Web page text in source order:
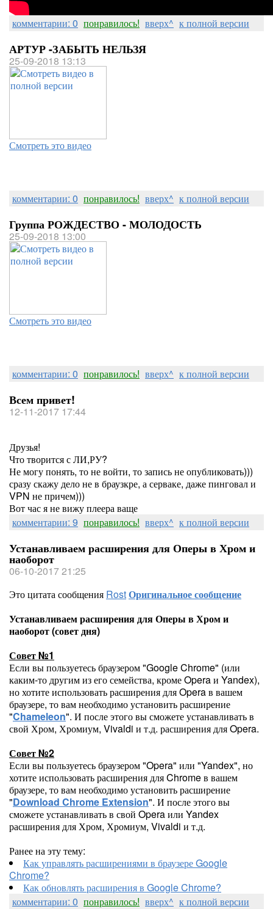
комментарии: 0 понравилось! вверх^ к полной версии
АРТУР -ЗАБЫТЬ НЕЛЬЗЯ
25-09-2018 13:13
Смотреть это видео
комментарии: 0 понравилось! вверх^ к полной версии
Группа РОЖДЕСТВО - МОЛОДОСТЬ
25-09-2018 13:00
Смотреть это видео
комментарии: 0 понравилось! вверх^ к полной версии
Всем привет!
12-11-2017 17:44
Друзья!
Что творится с ЛИ,РУ?
Не могу понять, то не войти, то запись не опубликовать)))
сразу скажу дело не в браузкре, а серваке, даже пинговал и
VPN не причем)))
Вот час я не вижу плеера ваще
комментарии: 9 понравилось! вверх^ к полной версии
Устанавливаем расширения для Оперы в Хром и
наоборот
06-10-2017 21:25
Это цитата сообщения RostОригинальное сообщение
Устанавливаем расширения для Оперы в Хром и
наоборот (совет дня)
Совет №1
Если вы пользуетесь браузером "Google Chrome" (или
каким-то другим из его семейства, кроме Opera и Yandex),
но хотите использовать расширения для Opera в вашем
браузере, то вам необходимо установить расширение
"Chameleon". И после этого вы сможете устанавливать в
свой Хром, Хромиум, Vivaldi и т.д. расширения для Opera.
Совет №2
Если вы пользуетесь браузером "Opera" или "Yandex", но
хотите использовать расширения для Chrome в вашем
браузере, то вам необходимо установить расширение
"Download Chrome Extension". И после этого вы
сможете устанавливать в свой Opera или Yandex
расширения для Хром, Хромиум, Vivaldi и т.д.
Ранее на эту тему:
Как управлять расширениями в браузере Google
Chrome?
Как обновлять расширения в Google Chrome?
комментарии: 0 понравилось! вверх^ к полной версии